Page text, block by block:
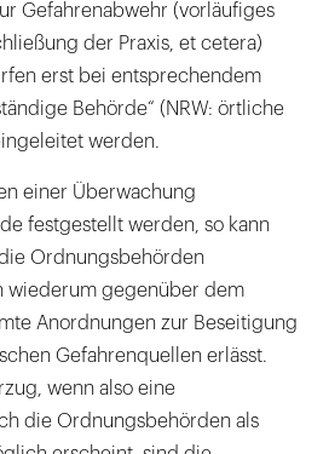
Gefahrenabwehr (vorläufiges
der Praxis, et cetera)
erst bei entsprechendem
Behörde“ (NRW: örtliche
werden.
einer Überwachung
festgestellt werden, so kann
Ordnungsbehörden
wiederum gegenüber dem
Anordnungen zur Beseitigung
Gefahrenquellen erlässt.
wenn also eine
die Ordnungsbehörden als